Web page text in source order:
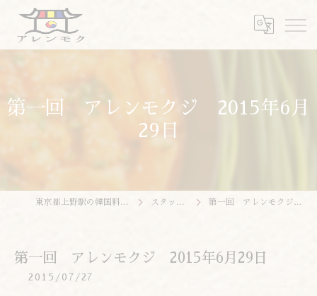
第一回 アレンモクジ 2015年6月
29日
東京都上野駅の韓国料理ならアレンモク スタッフブログ 第一回 アレンモクジ 2015年6月29日
第一回 アレンモクジ 2015年6月29日
2015/07/27